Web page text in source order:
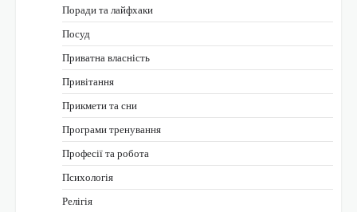
Поради та лайфхаки
Посуд
Приватна власність
Привітання
Прикмети та сни
Програми тренування
Професії та робота
Психологія
Релігія